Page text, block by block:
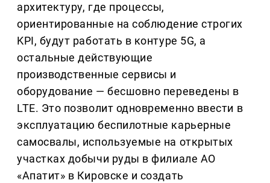
архитектуру, где процессы,
ориентированные на соблюдение строгих
KPI, будут работать в контуре 5G, а
остальные действующие
производственные сервисы и
оборудование — бесшовно переведены в
LTE. Это позволит одновременно ввести в
эксплуатацию беспилотные карьерные
самосвалы, используемые на открытых
участках добычи руды в филиале АО
«Апатит» в Кировске и создать